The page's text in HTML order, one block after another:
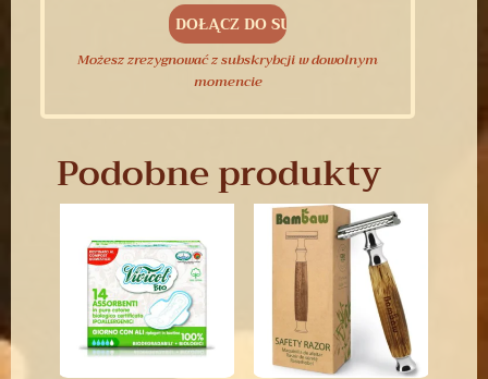
Możesz zrezygnować z subskrybcji w dowolnym
momencie
Podobne produkty